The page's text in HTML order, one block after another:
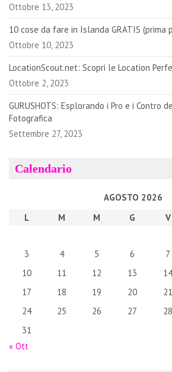
Ottobre 13, 2023
10 cose da fare in Islanda GRATIS (prima
Ottobre 10, 2023
LocationScout.net: Scopri le Location
Ottobre 2, 2023
GURUSHOTS: Esplorando i Pro e i Contro
Fotografica
Settembre 27, 2023
Calendario
AGOSTO 2026
L
M M G V
3
4 5 6 7
10
11 12 13 14
17
18 19 20 21
24
25 26 27 28
31
« Ott